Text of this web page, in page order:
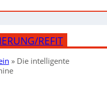
REFIT
» Die intelligente